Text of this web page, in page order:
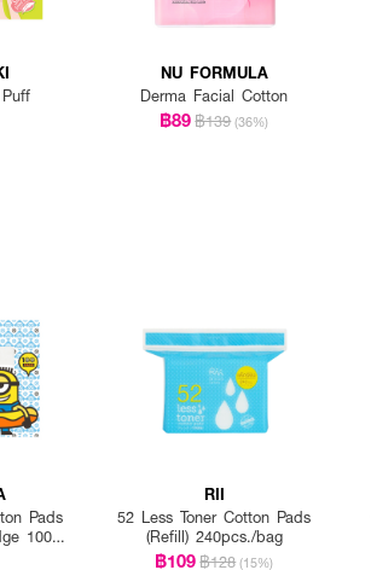
NU FORMULA
Derma Facial Cotton
฿89฿139 (36%)
Pads
100
RII
52 Less Toner Cotton Pads
(Refill) 240pcs./bag
฿109฿128 (15%)